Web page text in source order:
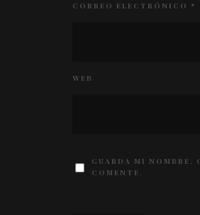
CORREO ELECTRÓNICO *
WEB
GUARDA MI NOMBRE,
COMENTE.